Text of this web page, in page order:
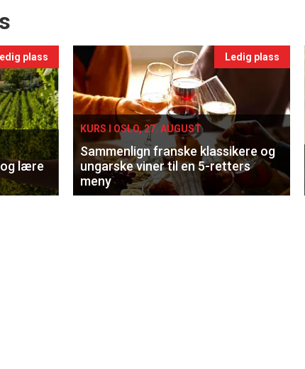
plass
og lære
Ledig plass
KURS I OSLO, 27. AUGUST
Sammenlign franske klassikere og
ungarske viner til en 5-retters
meny